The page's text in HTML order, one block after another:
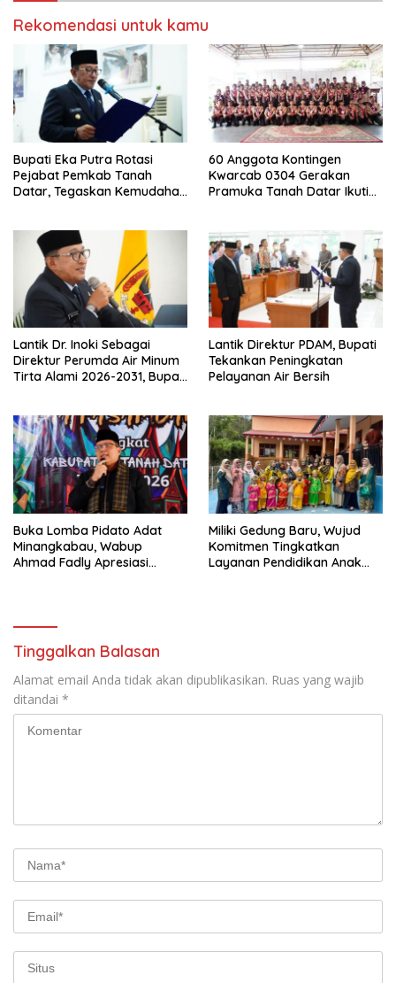
Rekomendasi untuk kamu
Bupati Eka Putra Rotasi
Pejabat Pemkab Tanah
Datar, Tegaskan Kemudahan
60 Anggota Kontingen
Kwarcab 0304 Gerakan
Pramuka Tanah Datar Ikuti
Lantik Dr. Inoki Sebagai
Direktur Perumda Air Minum
Tirta Alami 2026-2031, Bupati
Fakta Integritas Berdasarkan
Visi dan Misi
Lantik Direktur PDAM, Bupati
Tekankan Peningkatan
Pelayanan Air Bersih
Buka Lomba Pidato Adat
Minangkabau, Wabup
Ahmad Fadly Apresiasi
Miliki Gedung Baru, Wujud
Komitmen Tingkatkan
Layanan Pendidikan Anak
Tinggalkan Balasan
Alamat email Anda tidak akan dipublikasikan. Ruas yang wajib
ditandai *